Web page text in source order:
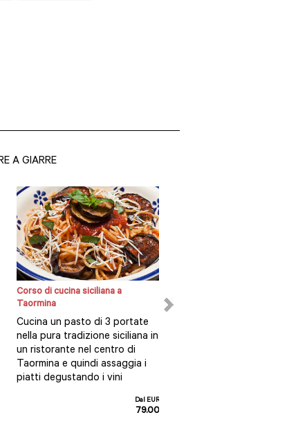
A GIARRE
Corso di cucina siciliana a
Taormina
Cucina un pasto di 3 portate
nella pura tradizione siciliana in
un ristorante nel centro di
Taormina e quindi assaggia i
piatti degustando i vini
Dal EUR
79.00